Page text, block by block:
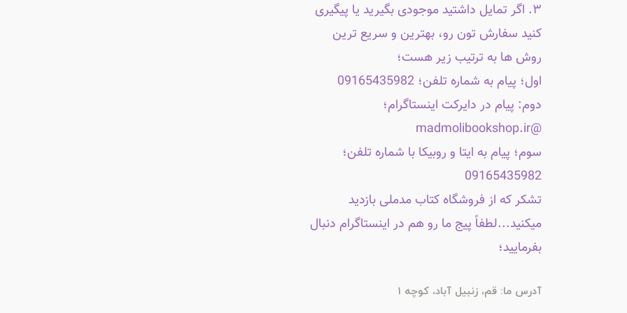
۳. اگر تمایل داشتید موجودی بگیرید یا پیگیری
کنید سفارش تون رو، بهترین و سریع ترین
روش ها به ترتیب زیر هست؛
اول؛ پیام به شماره تلفن؛ 09165435982
دوم: پیام در دایرکت اینستاگرام؛
@madmolibookshop.ir
سوم؛ پیام به ایتا و روبیکا با شماره تلفن؛
09165435982
تشکر که از فروشگاه کتاب مدملی بازدید
میکنید...لطفاً پیج ما رو هم در اینستاگرام دنبال
بفرمایید؛
آدرس ما: قم، زنبیل آباد، کوچه 1